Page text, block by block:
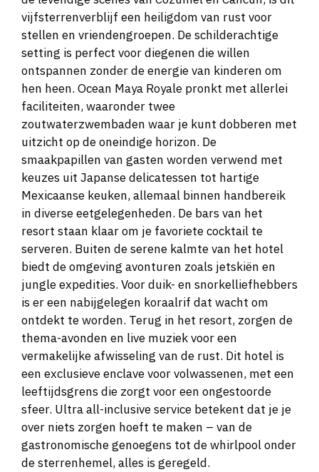
vijfsterrenverblijf een heiligdom van rust voor
stellen en vriendengroepen. De schilderachtige
setting is perfect voor diegenen die willen
ontspannen zonder de energie van kinderen om
hen heen. Ocean Maya Royale pronkt met allerlei
faciliteiten, waaronder twee
zoutwaterzwembaden waar je kunt dobberen met
uitzicht op de oneindige horizon. De
smaakpapillen van gasten worden verwend met
keuzes uit Japanse delicatessen tot hartige
Mexicaanse keuken, allemaal binnen handbereik
in diverse eetgelegenheden. De bars van het
resort staan klaar om je favoriete cocktail te
serveren. Buiten de serene kalmte van het hotel
biedt de omgeving avonturen zoals jetskiën en
jungle expedities. Voor duik- en snorkelliefhebbers
is er een nabijgelegen koraalrif dat wacht om
ontdekt te worden. Terug in het resort, zorgen de
thema-avonden en live muziek voor een
vermakelijke afwisseling van de rust. Dit hotel is
een exclusieve enclave voor volwassenen, met een
leeftijdsgrens die zorgt voor een ongestoorde
sfeer. Ultra all-inclusive service betekent dat je je
over niets zorgen hoeft te maken – van de
gastronomische genoegens tot de whirlpool onder
de sterrenhemel, alles is geregeld.